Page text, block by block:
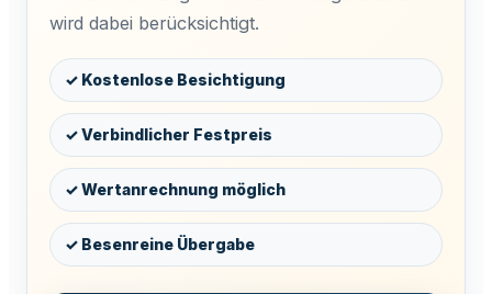
wird dabei berücksichtigt.
✓ Kostenlose Besichtigung
✓ Verbindlicher Festpreis
✓ Wertanrechnung möglich
✓ Besenreine Übergabe